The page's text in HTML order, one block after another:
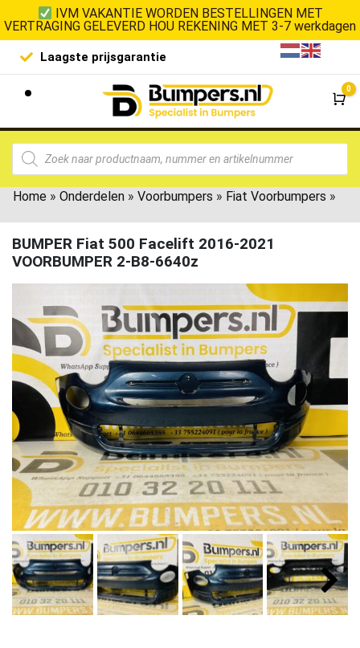
IVM VAKANTIE WORDEN BESTELLINGEN MET
VERTRAGING GELEVERD HOU REKENING MET 3-7 werkdagen
Laagste prijsgarantie De
0
Home » Onderdelen » Voorbumpers » Fiat Voorbumpers »
BUMPER Fiat 500 Facelift 2016-2021
VOORBUMPER 2-B8-6640z